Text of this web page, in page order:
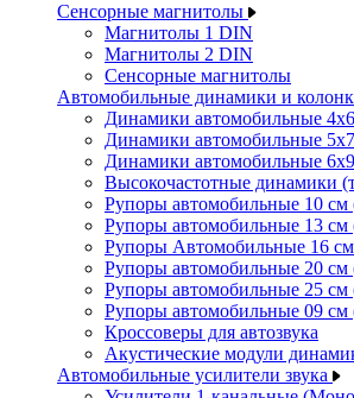
Сенсорные магнитолы
Магнитолы 1 DIN
Магнитолы 2 DIN
Сенсорные магнитолы
Автомобильные динамики и
Динамики автомобильные
Динамики автомобильные
Динамики автомобильные
Высокочастотные динамики
Рупоры автомобильные 10
Рупоры автомобильные 13
Рупоры Автомобильные 16
Рупоры автомобильные 20
Рупоры автомобильные 25
Рупоры автомобильные 09
Кроссоверы для автозвука
Акустические модули
Автомобильные усилители звука